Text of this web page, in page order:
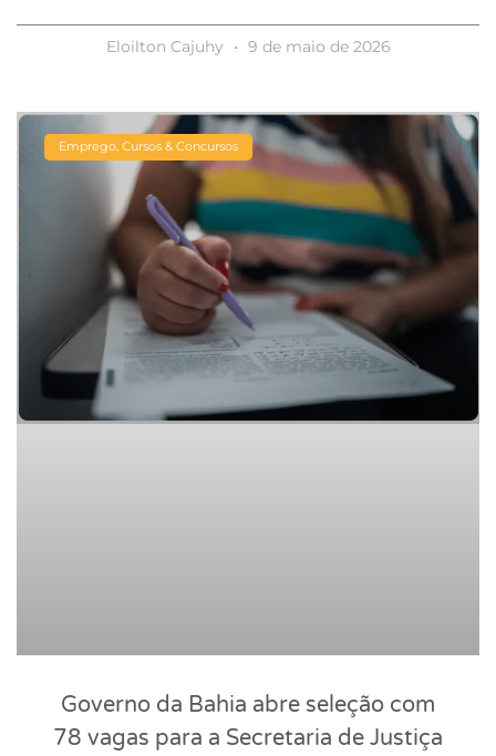
Eloilton Cajuhy 9 de maio de 2026
Emprego, Cursos & Concursos
Governo da Bahia abre seleção com
78 vagas para a Secretaria de Justiça